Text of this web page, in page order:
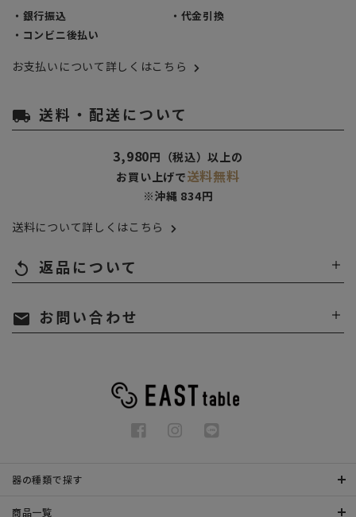
・銀行振込
・代金引換
・コンビニ後払い
お支払いについて詳しくはこちら
local_shipping 送料・配送について
3,980円（税込）以上の
お買い上げで送料無料
※沖縄 834円
送料について詳しくはこちら
replay 返品について
mail お問い合わせ
器の種類で探す
商品一覧